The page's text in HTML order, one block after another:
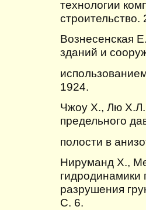
технологии
Вознесенская
зданий и
1924.
Чжоу Х., Лю
предельного
полости в
Нируманд Х.,
гидродинамики
разрушения
С. 6.